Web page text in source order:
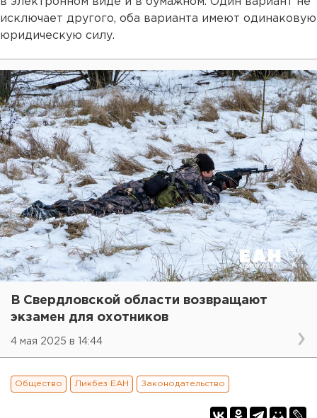
исключает другого, оба варианта имеют одинаковую
юридическую силу.
В Свердловской области возвращают
экзамен для охотников
4 мая 2025 в 14:44
Общество Ликбез ЕАН Законодательство